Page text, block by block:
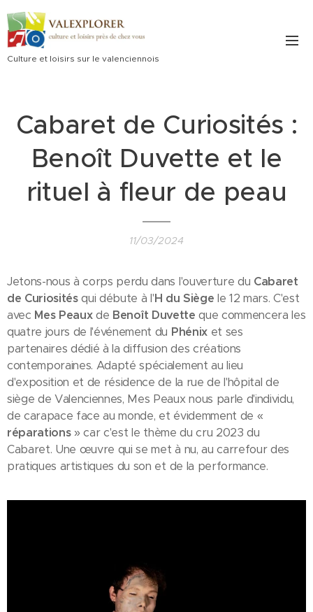
Culture et loisirs sur le valenciennois
Cabaret de Curiosités :
Benoît Duvette et le
rituel à fleur de peau
11/03/2024
Jetons-nous à corps perdu dans l'ouverture du Cabaret
de Curiositésqui débute à l'H du Siège le 12 mars. C'est
avec Mes Peauxde Benoît Duvetteque commencera les
quatre jours de l'événement du Phénix et ses
partenaires dédié à la diffusion des créations
contemporaines. Adapté spécialement au lieu
d'exposition et de résidence de la rue de l'hôpital de
siège de Valenciennes, Mes Peaux nous parle d'individu,
de carapace face au monde, et évidemment de «
réparations» car c'est le thème du cru 2023 du
Cabaret. Une œuvre qui se met à nu, au carrefour des
pratiques artistiques du son et de la performance.